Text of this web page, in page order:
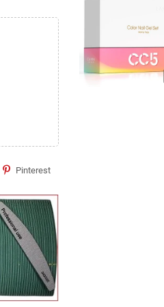
Pinterest